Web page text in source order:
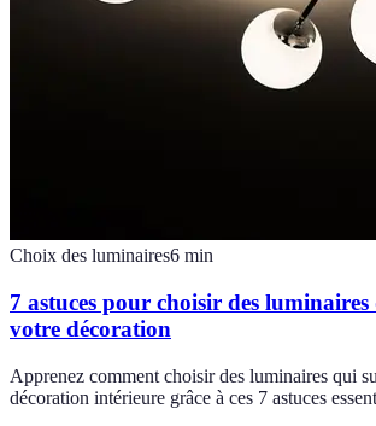
Choix des luminaires6 min
7 astuces pour choisir des
votre décoration
Apprenez comment choisir des luminaires qui
décoration intérieure grâce à ces 7 astuces